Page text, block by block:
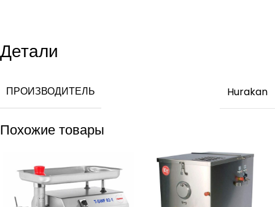
Детали
ПРОИЗВОДИТЕЛЬ Hurakan
Похожие товары